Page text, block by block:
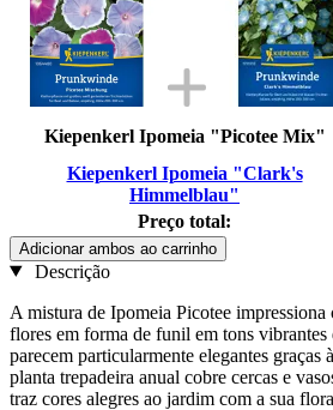
Kiepenkerl Ipomeia "Picotee Mix"
Kiepenkerl Ipomeia "Clark's
Himmelblau"
Preço total:
Adicionar ambos ao carrinho
Descrição
A mistura de Ipomeia Picotee impressiona
flores em forma de funil em tons vibrantes
parecem particularmente elegantes graças
planta trepadeira anual cobre cercas e
traz cores alegres ao jardim com a sua